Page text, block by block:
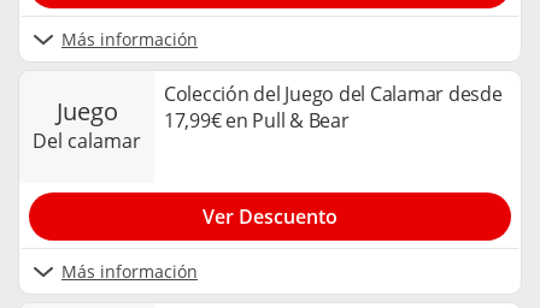
Más información
juego
del calamar
Colección del Juego del Calamar desde
17,99€ en Pull & Bear
Más información
Ver Descuento